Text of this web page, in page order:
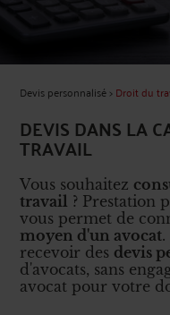
Devis personnalisé>Droit du
DEVIS DANS LA
TRAVAIL
Vous souhaitez
travail ? Prestation
vous permet de
moyen d'un avocat
recevoir des devis
d'avocats, sans
avocat pour votre